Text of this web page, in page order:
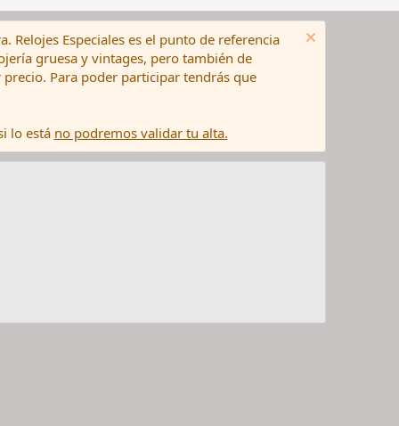
Relojes Especiales es el punto de referencia
gruesa y vintages, pero también de
Para poder participar tendrás que
lo está no podremos validar tu alta.